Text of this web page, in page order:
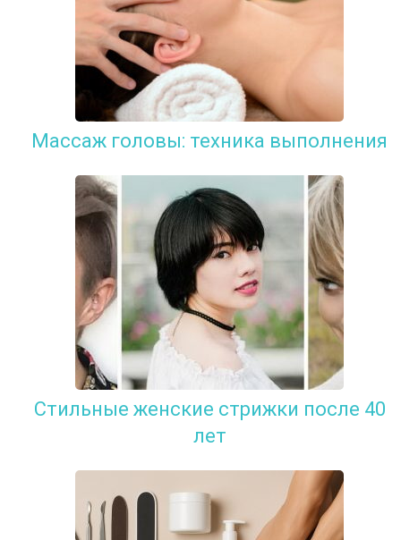
Массаж головы: техника выполнения
Стильные женские стрижки после 40
лет